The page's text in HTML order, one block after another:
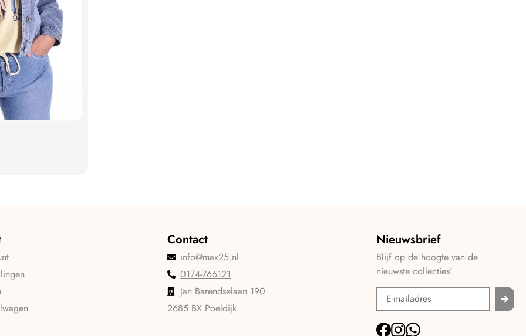
Contact
info@max25.nl
0174-766121
Jan Barendselaan 190
2685 BX Poeldijk
Nieuwsbrief
Blijf op de hoogte van de
nieuwste collecties!